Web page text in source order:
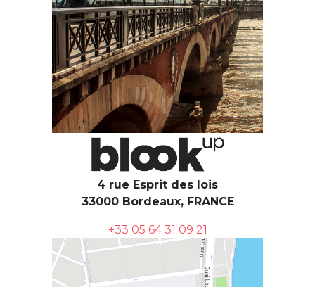
4 rue Esprit des lois
33000 Bordeaux, FRANCE
+33 05 64 31 09 21